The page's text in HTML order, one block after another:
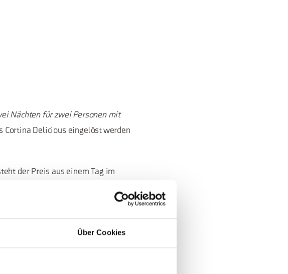
Über Cookies
Nächten für zwei Personen mit
Cortina Delicious eingelöst werden
der Preis aus einem Tag im